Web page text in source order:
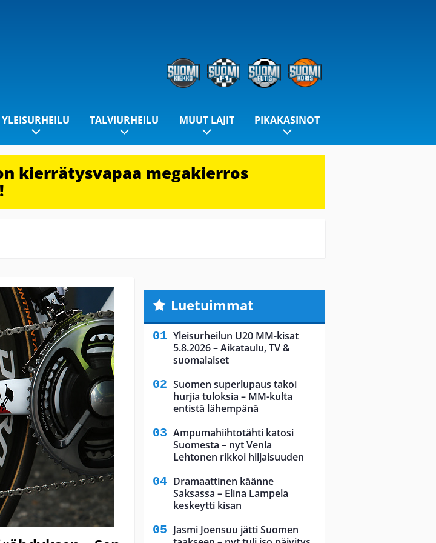
YLEISURHEILU TALVIURHEILU MUUT LAJIT PIKAKASINOT
kierrätysvapaa megakierros
Luetuimmat
Yleisurheilun U20 MM-kisat
5.8.2026 – Aikataulu, TV &
suomalaiset
Suomen superlupaus takoi
hurjia tuloksia – MM-kulta
entistä lähempänä
Ampumahiihtotähti katosi
Suomesta – nyt Venla
Lehtonen rikkoi hiljaisuuden
Dramaattinen käänne
Saksassa – Elina Lampela
keskeytti kisan
Jasmi Joensuu jätti Suomen